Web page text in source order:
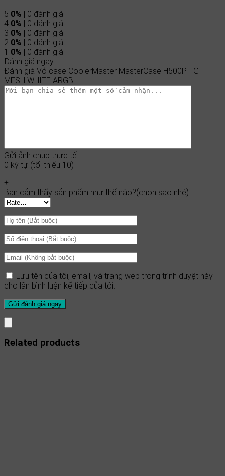
5 0% | 0 đánh giá
4 0% | 0 đánh giá
3 0% | 0 đánh giá
2 0% | 0 đánh giá
1 0% | 0 đánh giá
Đánh giá ngay
Đánh giá Vỏ case CoolerMaster MasterCase H500P TG
MESH WHITE ARGB
Gửi ảnh chụp thực tế
0 ký tự (tối thiểu 10)
+
Bạn cảm thấy sản phẩm như thế nào?(chọn sao nhé):
Lưu tên của tôi, email, và trang web trong trình duyệt này
cho lần bình luận kế tiếp của tôi.
Related products